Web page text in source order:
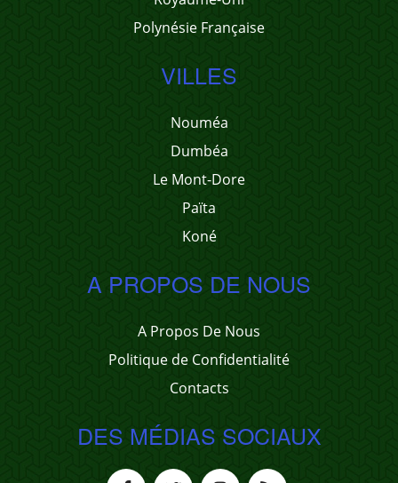
Polynésie Française
VILLES
Nouméa
Dumbéa
Le Mont-Dore
Païta
Koné
A PROPOS DE NOUS
A Propos De Nous
Politique de Confidentialité
Contacts
DES MÉDIAS SOCIAUX